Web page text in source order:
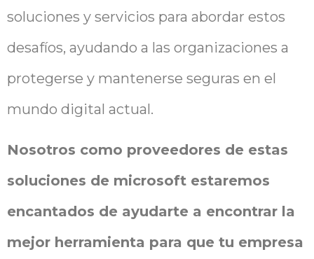
soluciones y servicios para abordar estos
desafíos, ayudando a las organizaciones a
protegerse y mantenerse seguras en el
mundo digital actual.
Nosotros como proveedores de estas
soluciones de microsoft estaremos
encantados de ayudarte a encontrar la
mejor herramienta para que tu empresa